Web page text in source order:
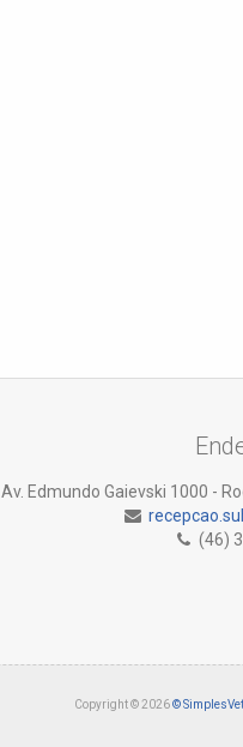
Av. Edmundo Gaievski 1000 -
(46)
Copyright © 2026© SimplesVet